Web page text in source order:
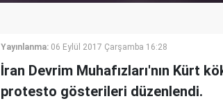
Yayınlanma: 06 Eylül 2017 Çarşamba 16:28
İran Devrim Muhafızları'nın Kürt
protesto gösterileri düzenlendi.